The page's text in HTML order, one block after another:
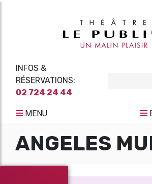
INFOS &
RÉSERVATIONS:
02 724 24 44
MENU
ANGELES